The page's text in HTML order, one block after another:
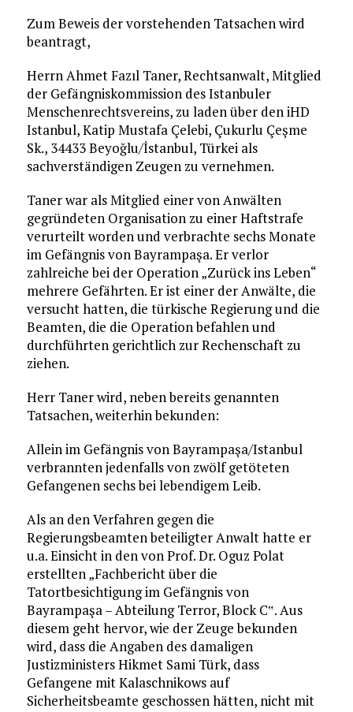
Zum Beweis der vorstehenden Tatsachen wird
beantragt,
Herrn Ahmet Fazıl Taner, Rechtsanwalt, Mitglied
der Gefängniskommission des Istanbuler
Menschenrechtsvereins, zu laden über den iHD
Istanbul, Katip Mustafa Çelebi, Çukurlu Çeşme
Sk., 34433 Beyoğlu/İstanbul, Türkei als
sachverständigen Zeugen zu vernehmen.
Taner war als Mitglied einer von Anwälten
gegründeten Organisation zu einer Haftstrafe
verurteilt worden und verbrachte sechs Monate
im Gefängnis von Bayrampaşa. Er verlor
zahlreiche bei der Operation „Zurück ins Leben“
mehrere Gefährten. Er ist einer der Anwälte, die
versucht hatten, die türkische Regierung und die
Beamten, die die Operation befahlen und
durchführten gerichtlich zur Rechenschaft zu
ziehen.
Herr Taner wird, neben bereits genannten
Tatsachen, weiterhin bekunden:
Allein im Gefängnis von Bayrampaşa/Istanbul
verbrannten jedenfalls von zwölf getöteten
Gefangenen sechs bei lebendigem Leib.
Als an den Verfahren gegen die
Regierungsbeamten beteiligter Anwalt hatte er
u.a. Einsicht in den von Prof. Dr. Oguz Polat
erstellten „Fachbericht über die
Tatortbesichtigung im Gefängnis von
Bayrampaşa – Abteilung Terror, Block C‟. Aus
diesem geht hervor, wie der Zeuge bekunden
wird, dass die Angaben des damaligen
Justizministers Hikmet Sami Türk, dass
Gefangene mit Kalaschnikows auf
Sicherheitsbeamte geschossen hätten, nicht mit